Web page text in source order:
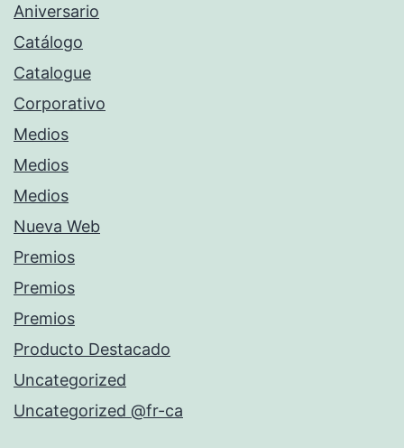
Aniversario
Catálogo
Catalogue
Corporativo
Medios
Medios
Medios
Nueva Web
Premios
Premios
Premios
Producto Destacado
Uncategorized
Uncategorized @fr-ca